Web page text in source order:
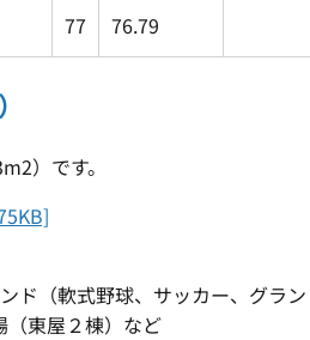
77 76.79
）です。
（軟式野球、サッカー、グラン
（東屋２棟）など